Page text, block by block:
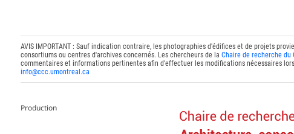
AVIS IMPORTANT : Sauf indication contraire, les photographies d'édifices et de projets
consortiums ou centres d'archives concernés. Les chercheurs de la Chaire de recherche
commentaires et informations pertinentes afin d'effectuer les modifications nécessaires
info@ccc.umontreal.ca
Production